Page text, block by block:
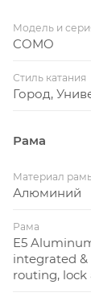
Модель и
COMO
Стиль катания
Город,
Рама
Материал
Алюминий
Рама
E5
integrated
routing,